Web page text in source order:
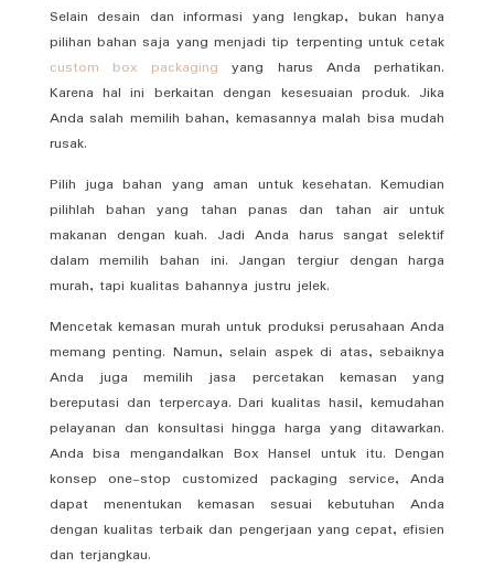
Selain desain dan informasi yang lengkap, bukan hanya
pilihan bahan saja yang menjadi tip terpenting untuk cetak
custom box packaging yang harus Anda perhatikan.
Karena hal ini berkaitan dengan kesesuaian produk. Jika
Anda salah memilih bahan, kemasannya malah bisa mudah
rusak.
Pilih juga bahan yang aman untuk kesehatan. Kemudian
pilihlah bahan yang tahan panas dan tahan air untuk
makanan dengan kuah. Jadi Anda harus sangat selektif
dalam memilih bahan ini. Jangan tergiur dengan harga
murah, tapi kualitas bahannya justru jelek.
Mencetak kemasan murah untuk produksi perusahaan Anda
memang penting. Namun, selain aspek di atas, sebaiknya
Anda juga memilih jasa percetakan kemasan yang
bereputasi dan terpercaya. Dari kualitas hasil, kemudahan
pelayanan dan konsultasi hingga harga yang ditawarkan.
Anda bisa mengandalkan Box Hansel untuk itu. Dengan
konsep one-stop customized packaging service, Anda
dapat menentukan kemasan sesuai kebutuhan Anda
dengan kualitas terbaik dan pengerjaan yang cepat, efisien
dan terjangkau.